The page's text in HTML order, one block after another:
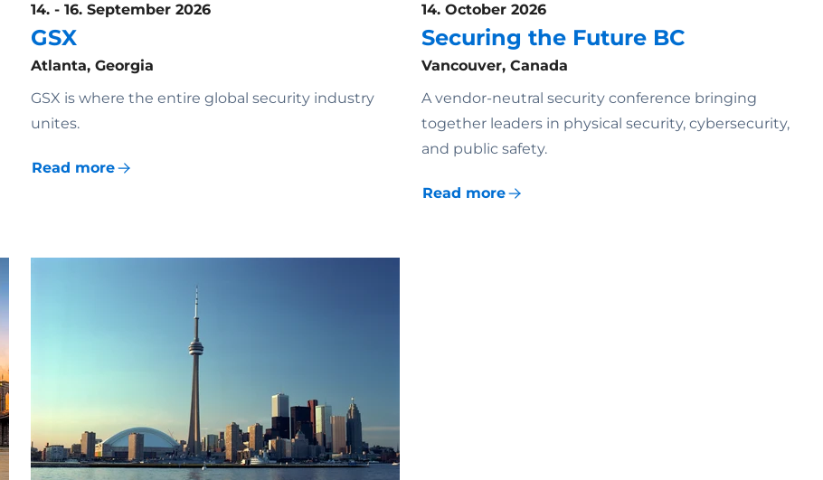
14. - 16. September 2026
GSX
Atlanta, Georgia
GSX is where the entire global security industry
unites.
Read more
14. October 2026
Securing the Future BC
Vancouver, Canada
A vendor-neutral security conference bringing
together leaders in physical security, cybersecurity,
and public safety.
Read more